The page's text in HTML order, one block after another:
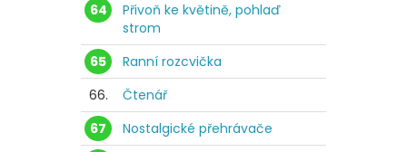
64
Přivoň ke květině, pohlaď
strom
65
Ranní rozcvička
66.
Čtenář
67
Nostalgické přehrávače